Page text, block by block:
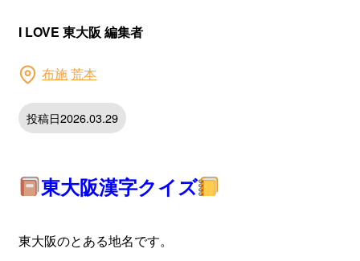
I LOVE 東大阪 編集者
布施荒本
投稿日2026.03.29
東大阪漢字クイズ
東大阪のとある地名です。